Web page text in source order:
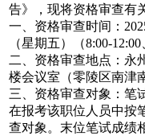
告》，现将资格审查有
一、资格审查时间：
（星期五）（8:00-12:00
二、资格审查地点：永
楼会议室（零陵区南津
三、资格审查对象：笔
在报考该职位人员中按
查对象。末位笔试成绩